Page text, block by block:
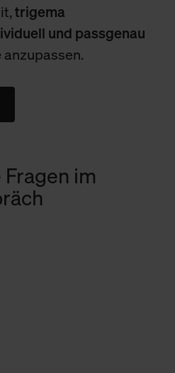
trigema
und passgenau
anzupassen.
Fragen im